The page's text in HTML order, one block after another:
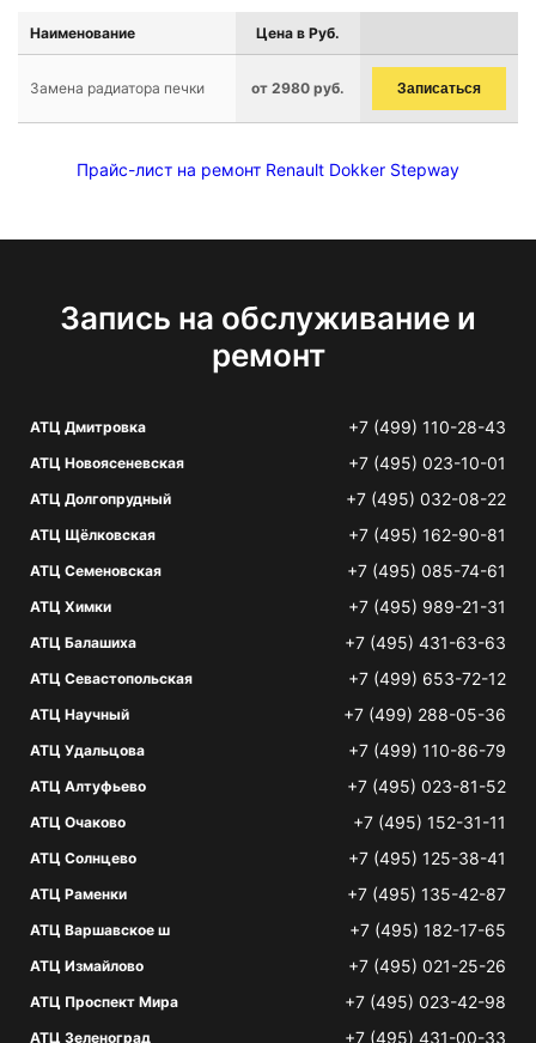
Наименование Цена в Руб.
Замена радиатора печки от 2980 руб. Записаться
Прайс-лист на ремонт Renault Dokker Stepway
Запись на обслуживание и
ремонт
АТЦ Дмитровка +7 (499) 110-28-43
АТЦ Новоясеневская +7 (495) 023-10-01
АТЦ Долгопрудный +7 (495) 032-08-22
АТЦ Щёлковская +7 (495) 162-90-81
АТЦ Семеновская +7 (495) 085-74-61
АТЦ Химки +7 (495) 989-21-31
АТЦ Балашиха +7 (495) 431-63-63
АТЦ Севастопольская +7 (499) 653-72-12
АТЦ Научный +7 (499) 288-05-36
АТЦ Удальцова +7 (499) 110-86-79
АТЦ Алтуфьево +7 (495) 023-81-52
АТЦ Очаково +7 (495) 152-31-11
АТЦ Солнцево +7 (495) 125-38-41
АТЦ Раменки +7 (495) 135-42-87
АТЦ Варшавское ш +7 (495) 182-17-65
АТЦ Измайлово +7 (495) 021-25-26
АТЦ Проспект Мира +7 (495) 023-42-98
АТЦ Зеленоград +7 (495) 431-00-33